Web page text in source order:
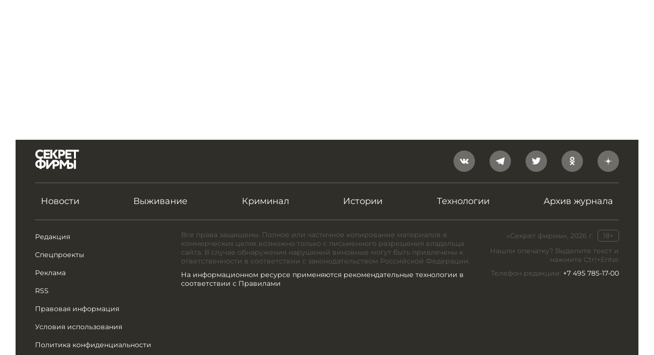
Новости Выживание Криминал Истории Технологии Архив журнала
Редакция
Спецпроекты
Реклама
RSS
Правовая информация
Условия использования
Политика конфиденциальности
«Секрет фирмы», 2026 г.
18+
Нашли опечатку? Выделите текст и
нажмите Ctrl+Enter
Телефон редакции: +7 495 785-17-00
Все права защищены. Полное или частичное копирование материалов в
коммерческих целях возможно только с письменного разрешения владельца
сайта. В случае обнаружения нарушений виновные могут быть привлечены к
ответственности в соответствии с законодательством Российской Федерации.
На информационном ресурсе применяются рекомендательные технологии в
соответствии с Правилами